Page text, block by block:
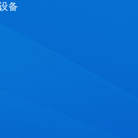
备